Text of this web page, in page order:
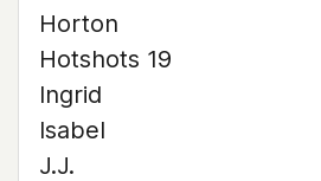
Horton
Hotshots 19
Ingrid
Isabel
J.J.